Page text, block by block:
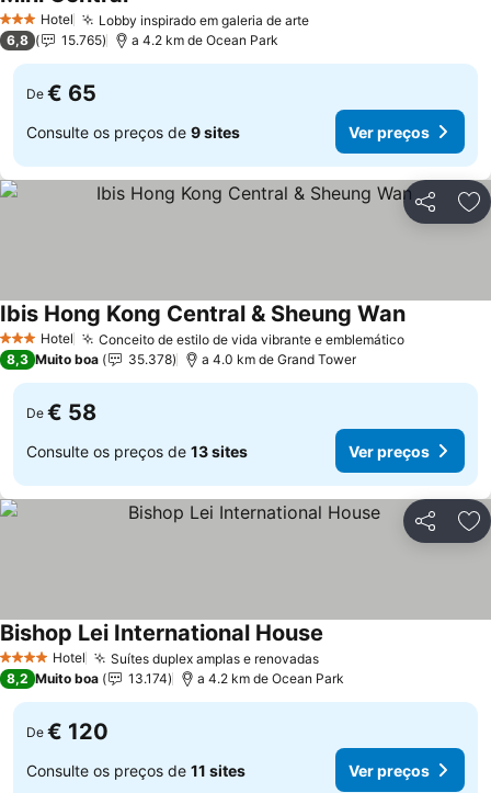
3 EstrelasHotel Lobby inspirado em galeria de arteVer preços
Ver preços
6,8 15.765 a 4.2 km de Ocean Park
De € 65
Consulte os preços de 9 sites Ver preços
Partilhar
3 EstrelasHotel Conceito de estilo de vida vibrante e emblemáticoVer
Ibis Hong Kong Central & Sheung WanVer
8,3 Muito boa 35.378 a 4.0 km de Grand Tower
De € 58
Consulte os preços de 13 sites Ver preços
Partilhar
4 EstrelasHotel Suítes duplex amplas e renovadasVer preços
Bishop Lei International House
8,2 Muito boa 13.174 a 4.2 km de Ocean Park
De € 120
Consulte os preços de 11 sites Ver preços